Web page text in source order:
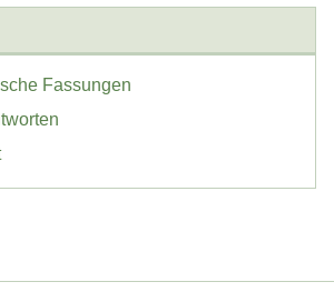
Fassungen